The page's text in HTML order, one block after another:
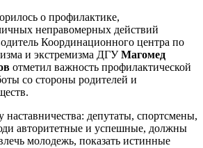
о профилактике,
неправомерных действий
Координационного центра по
и экстремизма ДГУМагомед
отметил важность профилактической
со стороны родителей и
депутаты, спортсмены,
авторитетные и успешные, должны
молодежь, показать истинные